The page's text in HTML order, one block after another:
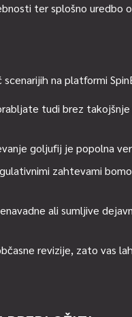
ter splošno uredbo
na platformi
tudi brez
goljufij je popolna
zahtevami
ali sumljive
revizije, zato vas